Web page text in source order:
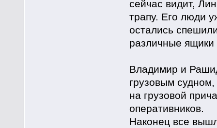
сейчас видит,
трапу. Его люди
остались
различные ящики
Владимир и
грузовым
на грузовой
оперативников.
Наконец все